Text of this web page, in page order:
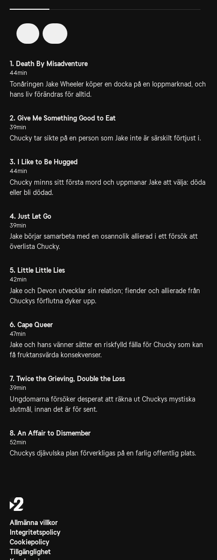
1. Death By Misadventure
44min
Tonåringen Jake Wheeler köper en docka på en loppmarknad, och
hans liv förändras för alltid.
2. Give Me Something Good to Eat
39min
Chucky tar sikte på en person som Jake inte är särskilt förtjust i.
3. I Like to Be Hugged
44min
Chucky minns sitt första mord och uppmanar Jake att välja: döda
eller bli dödad.
4. Just Let Go
39min
Jake börjar samarbeta med en osannolik allierad i ett försök att
överlista Chucky.
5. Little Little Lies
42min
Jake och Devon utvecklar sin relation; fiender och allierade från
Chuckys förflutna dyker upp.
6. Cape Queer
47min
Jake och hans vänner sätter en riskfylld fälla för Chucky som kan
få fruktansvärda konsekvenser.
7. Twice the Grieving, Double the Loss
39min
Ungdomarna försöker desperat att räkna ut Chuckys mystiska
slutmål, innan det är för sent.
8. An Affair to Dismember
52min
Chuckys djävulska plan förverkligas på en farlig offentlig plats.
Allmänna villkor
Integritetspolicy
Cookiepolicy
Tillgänglighet